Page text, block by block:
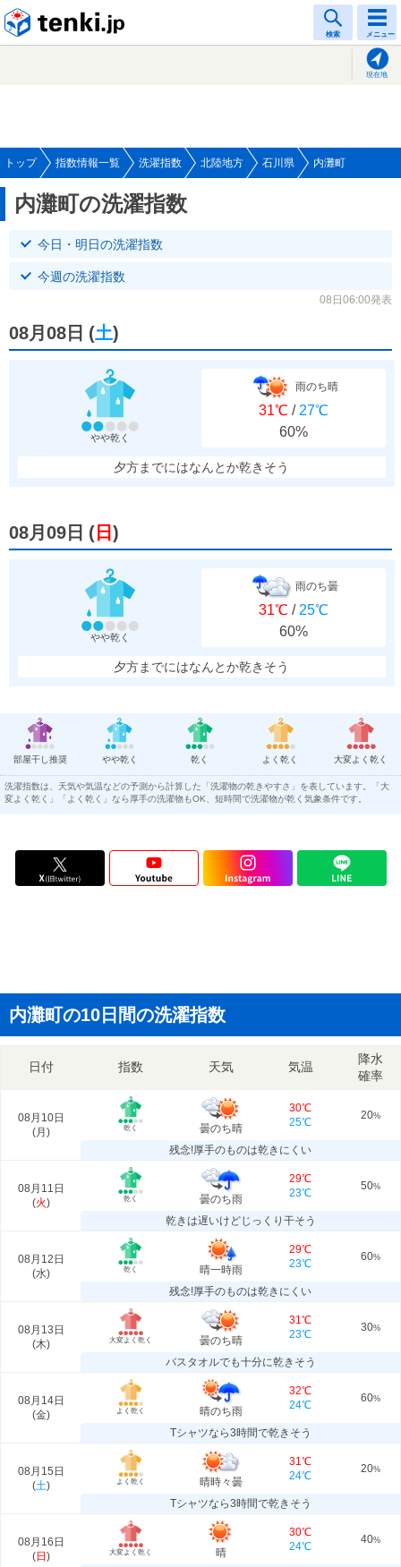
検索 メニュー
現在地
トップ 指数情報一覧 洗濯指数 北陸地方 石川県 内灘町
内灘町の洗濯指数
今日・明日の洗濯指数
今週の洗濯指数
08日06:00発表
08月08日 (土)
やや乾く
雨のち晴
31℃ / 27℃
60%
夕方までにはなんとか乾きそう
08月09日 ( 日 )
やや乾く
雨のち曇
31℃ / 25℃
60%
夕方までにはなんとか乾きそう
部屋干し推奨 やや乾く 乾く よく乾く 大変よく乾く
洗濯指数は、天気や気温などの予測から計算した「洗濯物の乾きやすさ」を表しています。「大
変よく乾く」「よく乾く」なら厚手の洗濯物もOK、短時間で洗濯物が乾く気象条件です。
内灘町の10日間の洗濯指数
日付 指数 天気 気温
降水
確率
08月10日
(月 ) 乾く 曇のち晴
30℃
25℃
20%
残念!厚手のものは乾きにくい
08月11日
(火) 乾く 曇のち雨
29℃
23℃
50%
乾きは遅いけどじっくり干そう
08月12日
(水) 乾く 晴一時雨
29℃
23℃
60%
残念!厚手のものは乾きにくい
08月13日
(木) 大変よく乾く 曇のち晴
31℃
23℃
30%
バスタオルでも十分に乾きそう
08月14日
(金) よく乾く 晴のち雨
32℃
24℃
60%
Tシャツなら3時間で乾きそう
08月15日
(土) よく乾く 晴時々曇
31℃
24℃
20%
Tシャツなら3時間で乾きそう
08月16日
(日 ) 大変よく乾く 晴
30℃
24℃
40%